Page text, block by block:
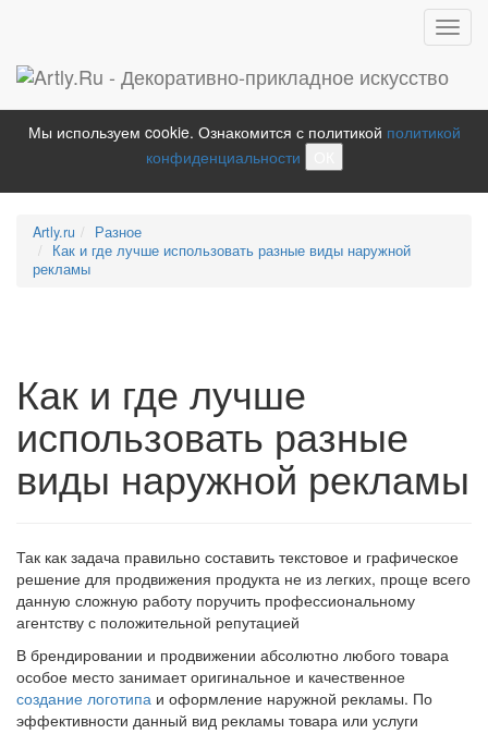
Мы используем cookie. Ознакомится с политикой политикой
конфиденциальности
Artly.ru
Разное
Как и где лучше использовать разные виды наружной
рекламы
Как и где лучше
использовать разные
виды наружной рекламы
Так как задача правильно составить текстовое и графическое
решение для продвижения продукта не из легких, проще всего
данную сложную работу поручить профессиональному
агентству с положительной репутацией
В брендировании и продвижении абсолютно любого товара
особое место занимает оригинальное и качественное
создание логотипа и оформление наружной рекламы. По
эффективности данный вид рекламы товара или услуги